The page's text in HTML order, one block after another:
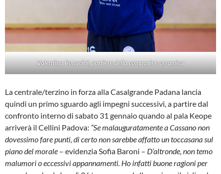
Valentina Bonacini, portiere della compagine ceramica
La centrale/terzino in forza alla Casalgrande Padana lancia
quindi un primo sguardo agli impegni successivi, a partire dal
confronto interno di sabato 31 gennaio quando al pala Keope
arriverà il Cellini Padova: “Se malauguratamente a Cassano non
dovessimo fare punti, di certo non sarebbe affatto un toccasana sul
piano del morale – evidenzia Sofia Baroni – D’altronde, non temo
malumori o eccessivi appannamenti. Ho infatti buone ragioni per